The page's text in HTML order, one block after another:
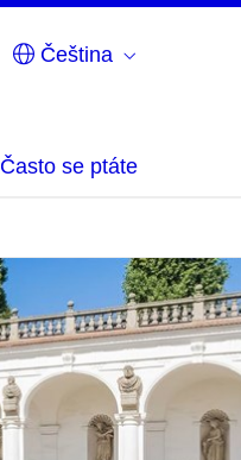
Čeština
Často se ptáte